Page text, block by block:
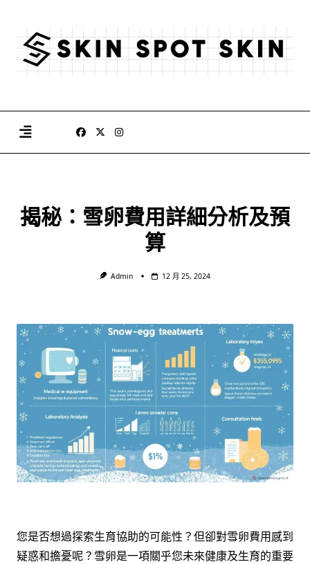
content
揭秘：雪卵費用詳細分析及預
算
Admin 12 月 25, 2024
您是否想過探索生育協助的可能性？但卻對雪卵費用感到
疑惑和擔憂呢？雪卵是一項關乎您未來健康及生育的重要